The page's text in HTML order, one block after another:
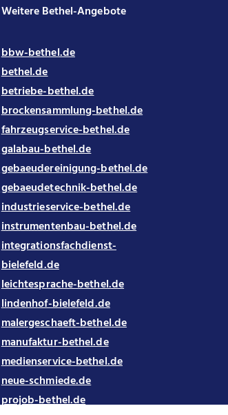
Weitere Bethel-Angebote
bbw-bethel.de
bethel.de
betriebe-bethel.de
brockensammlung-bethel.de
fahrzeugservice-bethel.de
galabau-bethel.de
gebaeudereinigung-bethel.de
gebaeudetechnik-bethel.de
industrieservice-bethel.de
instrumentenbau-bethel.de
integrationsfachdienst-
bielefeld.de
leichtesprache-bethel.de
lindenhof-bielefeld.de
malergeschaeft-bethel.de
manufaktur-bethel.de
medienservice-bethel.de
neue-schmiede.de
projob-bethel.de